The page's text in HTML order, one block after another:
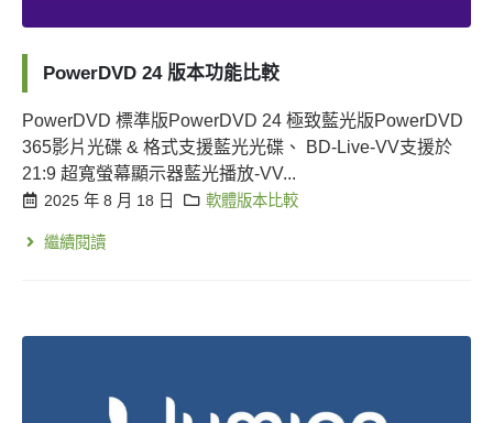
PowerDVD 24 版本功能比較
PowerDVD 標準版PowerDVD 24 極致藍光版PowerDVD
365影片光碟 & 格式支援藍光光碟、 BD-Live-VV支援於
21:9 超寬螢幕顯示器藍光播放-VV...
2025 年 8 月 18 日 軟體版本比較
繼續閱讀